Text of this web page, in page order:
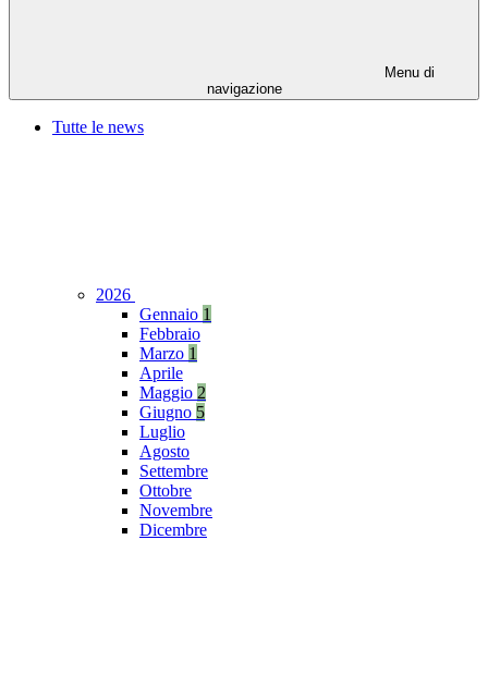
Menu di
navigazione
Tutte le news
2026
Gennaio 1
Febbraio
Marzo 1
Aprile
Maggio 2
Giugno 5
Luglio
Agosto
Settembre
Ottobre
Novembre
Dicembre